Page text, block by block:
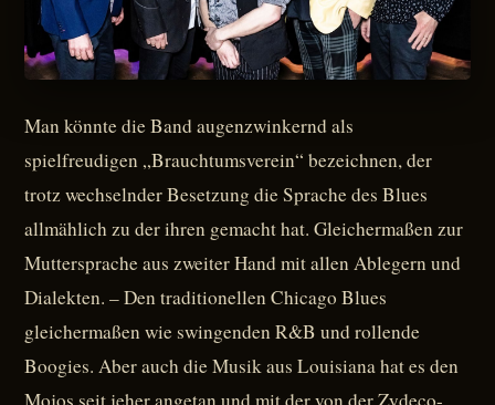
Man könnte die Band augenzwinkernd als
spielfreudigen „Brauchtumsverein“ bezeichnen, der
trotz wechselnder Besetzung die Sprache des Blues
allmählich zu der ihren gemacht hat. Gleichermaßen zur
Muttersprache aus zweiter Hand mit allen Ablegern und
Dialekten. – Den traditionellen Chicago Blues
gleichermaßen wie swingenden R&B und rollende
Boogies. Aber auch die Musik aus Louisiana hat es den